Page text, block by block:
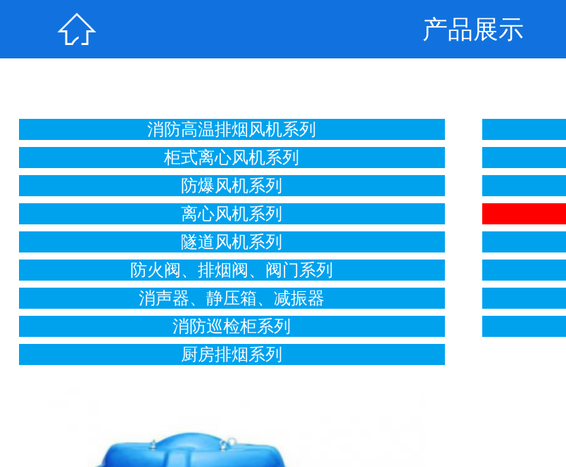
 产品展示
消防高温排烟风机系列
柜式离心风机系列
防爆风机系列
离心风机系列
隧道风机系列
防火阀、排烟阀、阀门系列
消声器、静压箱、减振器
消防巡检柜系列
厨房排烟系列